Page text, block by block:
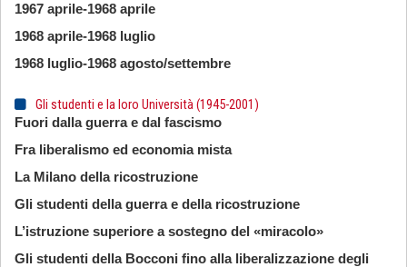
1967 aprile-1968 aprile
1968 aprile-1968 luglio
1968 luglio-1968 agosto/settembre
Gli studenti e la loro Università (1945-2001)
Fuori dalla guerra e dal fascismo
Fra liberalismo ed economia mista
La Milano della ricostruzione
Gli studenti della guerra e della ricostruzione
L’istruzione superiore a sostegno del «miracolo»
Gli studenti della Bocconi fino alla liberalizzazione degli